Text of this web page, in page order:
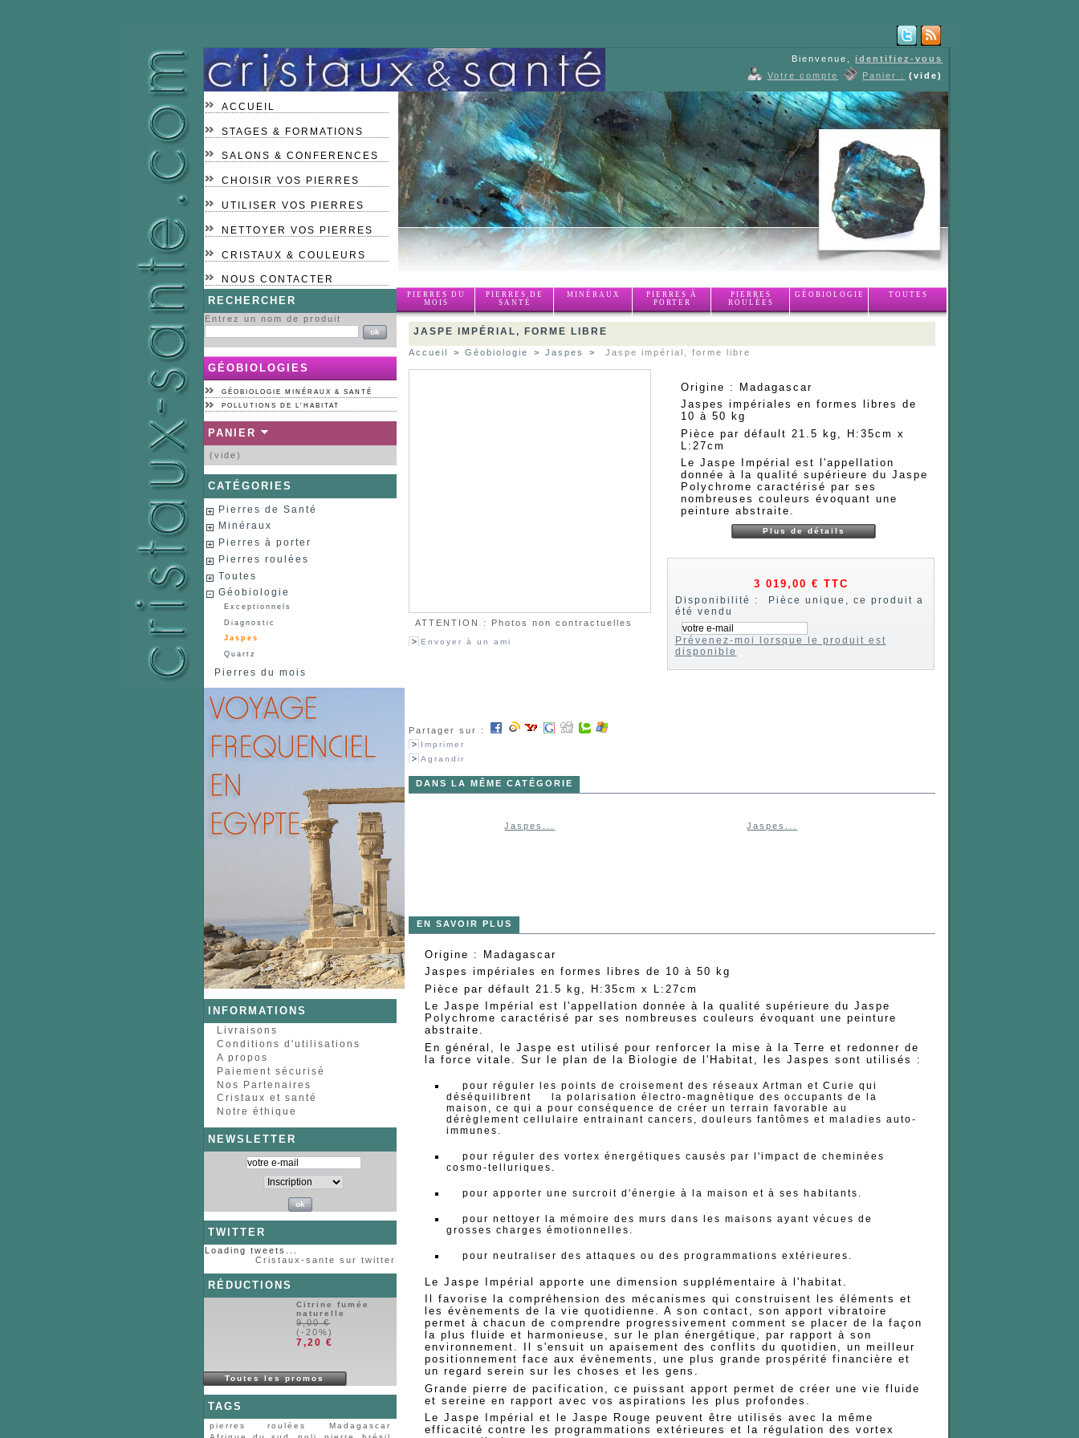
ACCUEIL
STAGES & FORMATIONS
SALONS & CONFERENCES
CHOISIR VOS PIERRES
UTILISER VOS PIERRES
NETTOYER VOS PIERRES
CRISTAUX & COULEURS
NOUS CONTACTER
Bienvenue,identifiez-vous
Panier :
(vide)
Votre compte
PIERRES DU
MOIS
PIERRES DE
SANTÉ
MINÉRAUX
PIERRES À
PORTER
PIERRES
ROULÉES
GÉOBIOLOGIE TOUTES
RECHERCHER
Entrez un nom de produit
GÉOBIOLOGIES
GÉOBIOLOGIE MINÉRAUX & SANTÉ
POLLUTIONS DE L'HABITAT
PANIER
(vide)
CATÉGORIES
Pierres de Santé
Minéraux
Pierres à porter
Pierres roulées
Toutes
Géobiologie
Exceptionnels
Diagnostic
Jaspes
Quartz
Pierres du mois
INFORMATIONS
Livraisons
Conditions d'utilisations
A propos
Paiement sécurisé
Nos Partenaires
Cristaux et santé
Notre éthique
NEWSLETTER
TWITTER
Loading tweets...
Cristaux-sante sur twitter
RÉDUCTIONS
Citrine fumée
naturelle
9,00 €
(-20%)
7,20 €
Toutes les promos
TAGS
pierres roulées
Madagascar
JASPE IMPÉRIAL, FORME LIBRE
Accueil > Géobiologie > Jaspes > Jaspe impérial, forme libre
ATTENTION : Photos non contractuelles
Envoyer à un ami
Partager sur :
Imprimer
Agrandir
Origine : Madagascar
Jaspes impériales en formes libres de
10 à 50 kg
Pièce par défault 21.5 kg, H:35cm x
L:27cm
Le Jaspe Impérial est l'appellation
donnée à la qualité supérieure du Jaspe
Polychrome caractérisé par ses
nombreuses couleurs évoquant une
peinture abstraite.
Plus de détails
3 019,00 € TTC
Disponibilité :
Pièce unique, ce produit a
été vendu
Prévenez-moi lorsque le produit est
disponible
DANS LA MÊME CATÉGORIE
Jaspes... Jaspes...
EN SAVOIR PLUS
Origine : Madagascar
Jaspes impériales en formes libres de 10 à 50 kg
Pièce par défault 21.5 kg, H:35cm x L:27cm
Le Jaspe Impérial est l'appellation donnée à la qualité supérieure du Jaspe
Polychrome caractérisé par ses nombreuses couleurs évoquant une peinture
abstraite.
En général, le Jaspe est utilisé pour renforcer la mise à la Terre et redonner de
la force vitale. Sur le plan de la Biologie de l'Habitat, les Jaspes sont utilisés :
pour réguler les points de croisement des réseaux Artman et Curie qui
déséquilibrent la polarisation électro-magnètique des occupants de la
maison, ce qui a pour conséquence de créer un terrain favorable au
dérèglement cellulaire entrainant cancers, douleurs fantômes et maladies auto-
immunes.
pour réguler des vortex énergétiques causés par l'impact de cheminées
cosmo-telluriques.
pour apporter une surcroit d'énergie à la maison et à ses habitants.
pour nettoyer la mémoire des murs dans les maisons ayant vécues de
grosses charges émotionnelles.
pour neutraliser des attaques ou des programmations extérieures.
Le Jaspe Impérial apporte une dimension supplémentaire à l'habitat.
Il favorise la compréhension des mécanismes qui construisent les éléments et
les évènements de la vie quotidienne. A son contact, son apport vibratoire
permet à chacun de comprendre progressivement comment se placer de la façon
la plus fluide et harmonieuse, sur le plan énergétique, par rapport à son
environnement. Il s'ensuit un apaisement des conflits du quotidien, un meilleur
positionnement face aux évènements, une plus grande prospérité financière et
un regard serein sur les choses et les gens.
Grande pierre de pacification, ce puissant apport permet de créer une vie fluide
et sereine en rapport avec vos aspirations les plus profondes.
Le Jaspe Impérial et le Jaspe Rouge peuvent être utilisés avec la même
efficacité contre les programmations extérieures et la régulation des vortex